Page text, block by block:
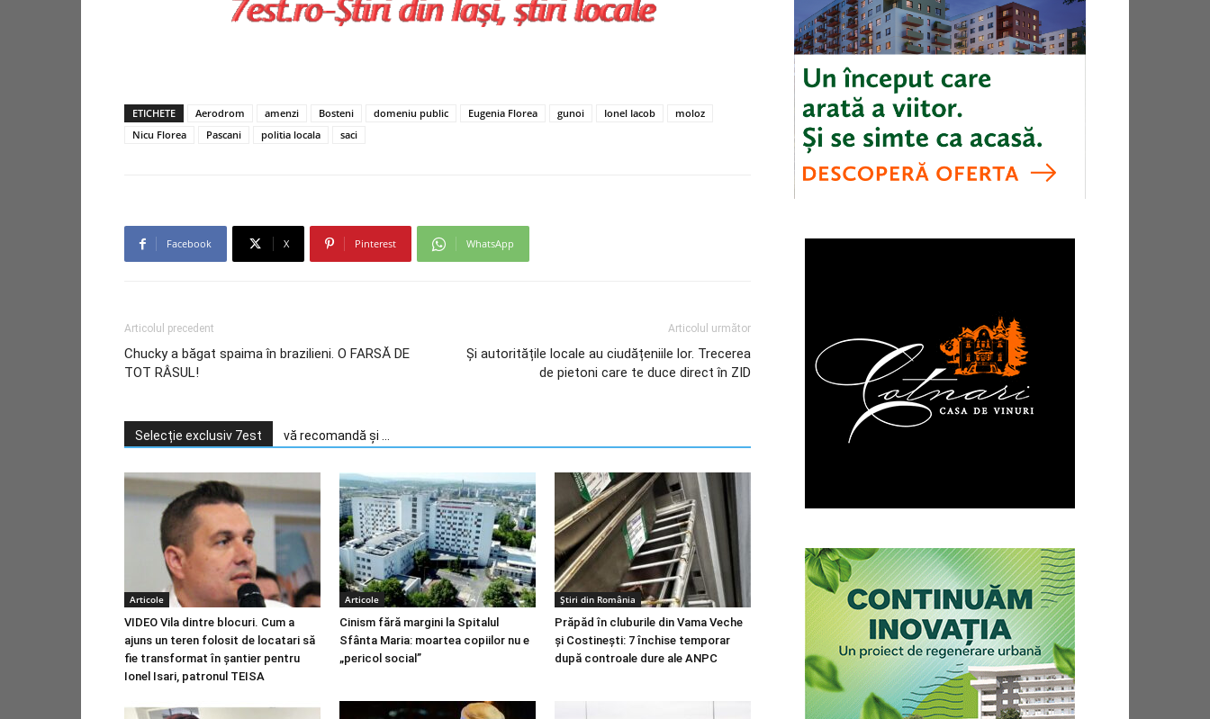
ETICHETE Aerodrom amenzi Bosteni domeniu public Eugenia Florea gunoi Ionel Iacob
moloz
Nicu Florea
Pascani politia locala saci
Facebook X Pinterest WhatsApp
Articolul precedent
Chucky a băgat spaima în brazilieni. O FARSĂ DE
TOT RÂSUL!
Articolul următor
Și autoritățile locale au ciudățeniile lor. Trecerea
de pietoni care te duce direct în ZID
Selecție exclusiv 7est vă recomandă și ...
Articole
VIDEO Vila dintre blocuri. Cum a
ajuns un teren folosit de locatari să
fie transformat în șantier pentru
Ionel Isari, patronul TEISA
Articole
Cinism fără margini la Spitalul
Sfânta Maria: moartea copiilor nu e
„pericol social”
Știri din România
Prăpăd în cluburile din Vama Veche
și Costinești: 7 închise temporar
după controale dure ale ANPC